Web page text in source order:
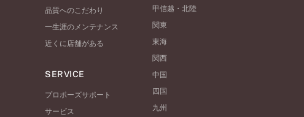
品質へのこだわり
一生涯のメンテナンス
近くに店舗がある
SERVICE
プロポーズサポート
サービス
甲信越・北陸
関東
東海
関西
中国
四国
九州